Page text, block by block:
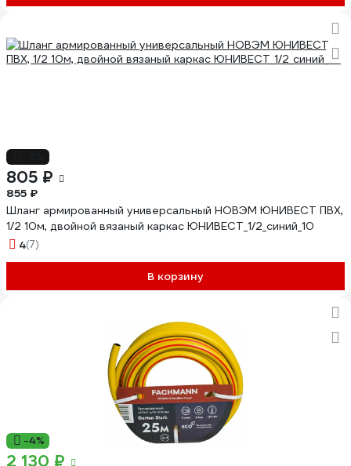
805 ₽
855 ₽
Шланг армированный универсальный НОВЭМ ЮНИВЕСТ ПВХ,
1/2 10м, двойной вязаный каркас ЮНИВЕСТ_1/2_синий_10
4(7)
В корзину
-4%
2 130 ₽